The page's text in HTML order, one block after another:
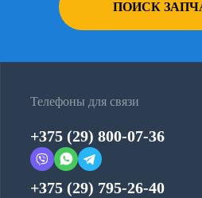
ПОИСК
Телефоны для связи
+375 (29) 800-07-36
+375 (29) 795-26-40